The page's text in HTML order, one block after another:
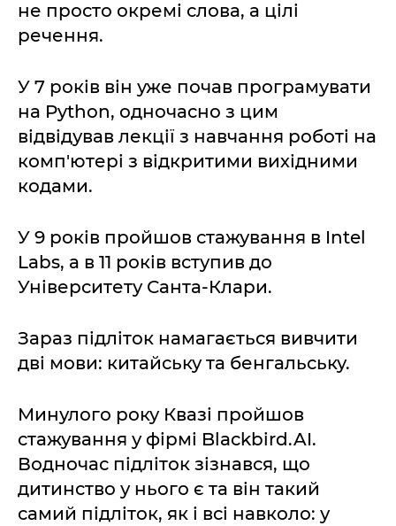
не просто окремі слова, а цілі
речення.
У 7 років він уже почав програмувати
на Python, одночасно з цим
відвідував лекції з навчання роботі на
комп'ютері з відкритими вихідними
кодами.
У 9 років пройшов стажування в Intel
Labs, а в 11 років вступив до
Університету Санта-Клари.
Зараз підліток намагається вивчити
дві мови: китайську та бенгальську.
Минулого року Квазі пройшов
стажування у фірмі Blackbird.AI.
Водночас підліток зізнався, що
дитинство у нього є та він такий
самий підліток, як і всі навколо: у